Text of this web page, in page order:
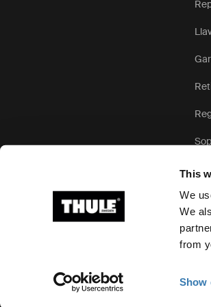
This
We
We
from
Show
Ⓒ 2026 Thule Group Todos los derechos